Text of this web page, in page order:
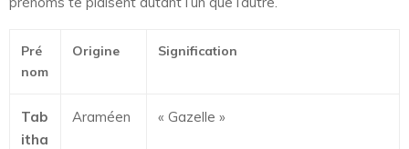
Pré
nom
Origine Signification
Tab
itha
Araméen « Gazelle »